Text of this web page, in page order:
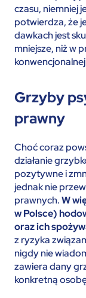
czasu, niemniej
potwierdza, że
dawkach jest
mniejsze, niż w
Grzyby
prawny
Choć coraz
działanie
pozytywne i
jednak nie
prawnych.W
w Polsce)
oraz ich
z ryzyka
nigdy nie
zawiera dany
konkretną